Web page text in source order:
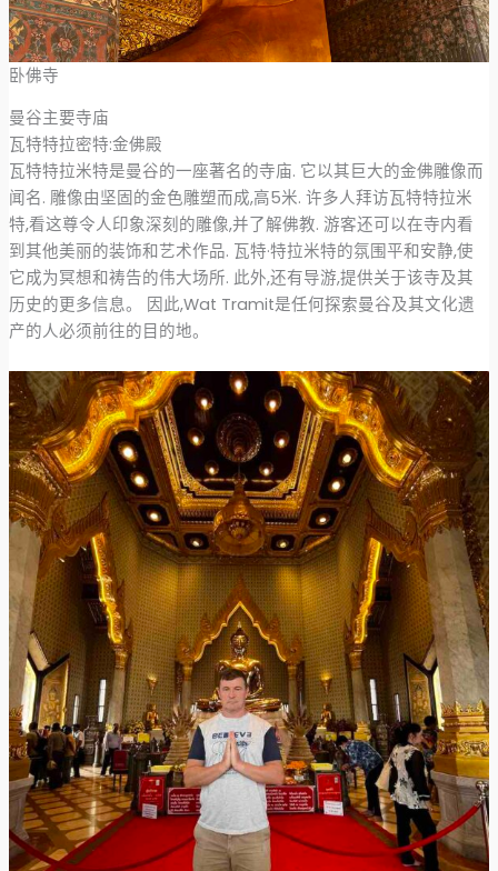
卧佛寺
曼谷主要寺庙
瓦特特拉密特:金佛殿
瓦特特拉米特是曼谷的一座著名的寺庙. 它以其巨大的金佛雕像而
闻名. 雕像由坚固的金色雕塑而成,高5米. 许多人拜访瓦特特拉米
特,看这尊令人印象深刻的雕像,并了解佛教. 游客还可以在寺内看
到其他美丽的装饰和艺术作品. 瓦特·特拉米特的氛围平和安静,使
它成为冥想和祷告的伟大场所. 此外,还有导游,提供关于该寺及其
历史的更多信息。 因此,Wat Tramit是任何探索曼谷及其文化遗
产的人必须前往的目的地。